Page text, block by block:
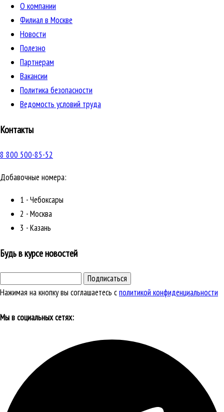
О компании
Филиал в Москве
Новости
Полезно
Партнерам
Вакансии
Политика безопасности
Ведомость условий труда
Контакты
8 800 500-85-52
Добавочные номера:
1 - Чебоксары
2 - Москва
3 - Казань
Будь в курсе новостей
Подписаться
Нажимая на кнопку вы соглашаетесь сполитикой конфиденциальности
Мы в социальных сетях: